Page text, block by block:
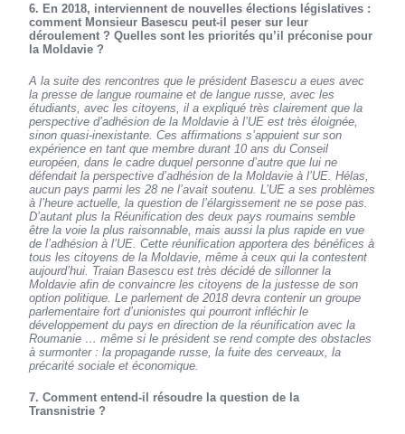
6. En 2018, interviennent de nouvelles élections législatives :
comment Monsieur Basescu peut-il peser sur leur
déroulement ? Quelles sont les priorités qu’il préconise pour
la Moldavie ?
A la suite des rencontres que le président Basescu a eues avec
la presse de langue roumaine et de langue russe, avec les
étudiants, avec les citoyens, il a expliqué très clairement que la
perspective d’adhésion de la Moldavie à l’UE est très éloignée,
sinon quasi-inexistante. Ces affirmations s’appuient sur son
expérience en tant que membre durant 10 ans du Conseil
européen, dans le cadre duquel personne d’autre que lui ne
défendait la perspective d’adhésion de la Moldavie à l’UE. Hélas,
aucun pays parmi les 28 ne l’avait soutenu. L’UE a ses problèmes
à l’heure actuelle, la question de l’élargissement ne se pose pas.
D’autant plus la Réunification des deux pays roumains semble
être la voie la plus raisonnable, mais aussi la plus rapide en vue
de l’adhésion à l’UE. Cette réunification apportera des bénéfices à
tous les citoyens de la Moldavie, même à ceux qui la contestent
aujourd’hui. Traian Basescu est très décidé de sillonner la
Moldavie afin de convaincre les citoyens de la justesse de son
option politique. Le parlement de 2018 devra contenir un groupe
parlementaire fort d’unionistes qui pourront infléchir le
développement du pays en direction de la réunification avec la
Roumanie … même si le président se rend compte des obstacles
à surmonter : la propagande russe, la fuite des cerveaux, la
précarité sociale et économique.
7. Comment entend-il résoudre la question de la
Transnistrie ?